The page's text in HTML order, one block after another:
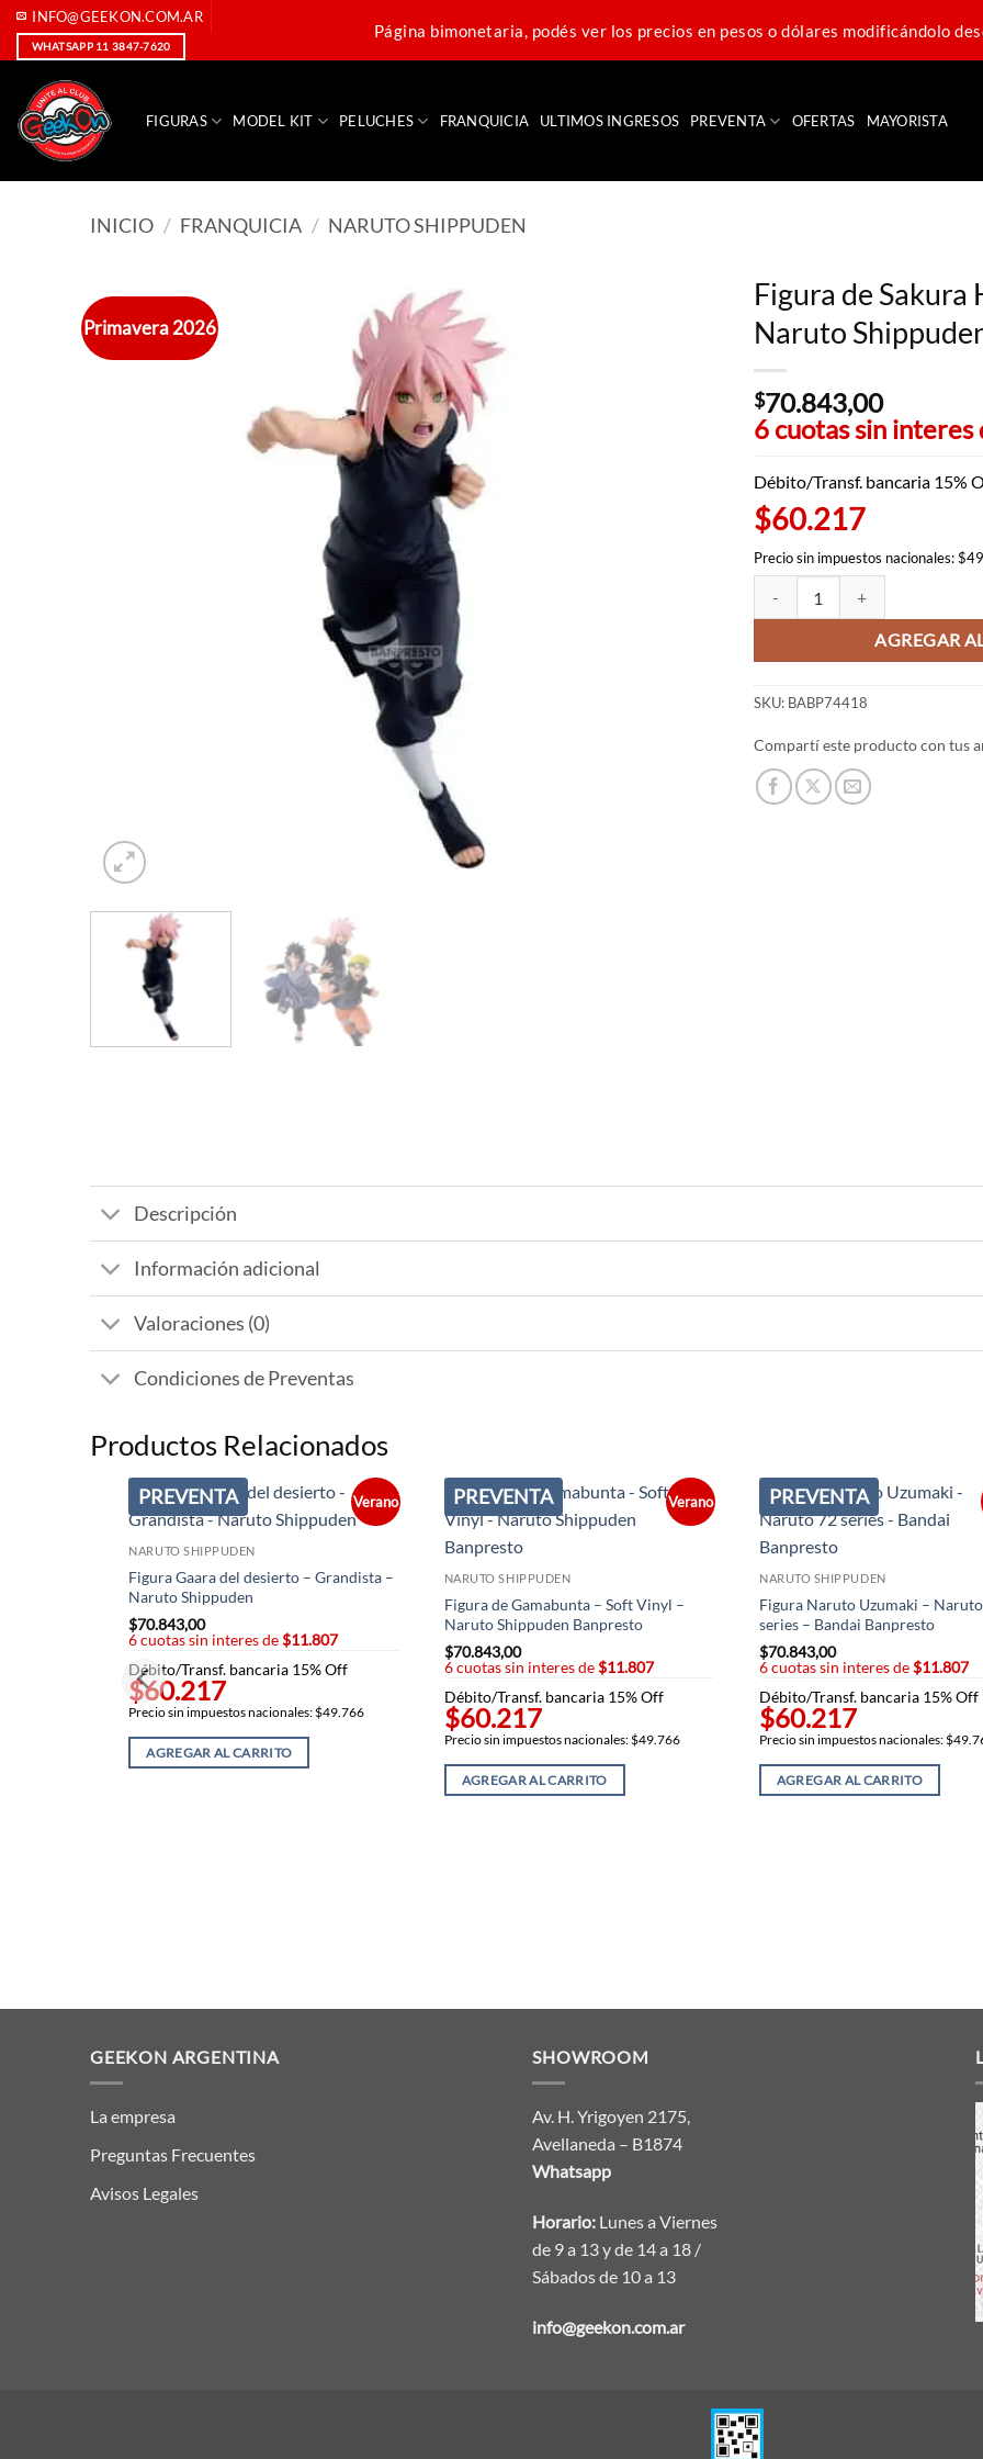
SaltarINFO@GEEKON.COM.AR
WHATSAPP 11 3847-7620
Página bimonetaria, podés ver los precios en pesos o dólares modificándolo
FIGURAS MODEL KIT PELUCHES FRANQUICIA ULTIMOS INGRESOS PREVENTA OFERTAS MAYORISTA
INICIO / FRANQUICIA / NARUTO SHIPPUDEN
Primavera 2026
Figura de
Naruto
$70.843,00
6 cuotas sin interes
Débito/Transf. bancaria 15%
$60.217
Precio sin impuestos nacionales:
Figura de Sakura Haruno de
AGREGAR
SKU: BABP74418
Compartí este producto con tus
Descripción
Información adicional
Valoraciones (0)
Condiciones de Preventas
Productos Relacionados
PREVENTA Verano
NARUTO SHIPPUDEN
Figura Gaara del desierto – Grandista –
Naruto Shippuden
$70.843,00
6 cuotas sin interes de$11.807
Débito/Transf. bancaria 15% Off
$60.217
Precio sin impuestos nacionales: $49.766
AGREGAR AL CARRITO
PREVENTA Verano
NARUTO SHIPPUDEN
Figura de Gamabunta – Soft Vinyl –
Naruto Shippuden Banpresto
$70.843,00
6 cuotas sin interes de$11.807
Débito/Transf. bancaria 15% Off
$60.217
Precio sin impuestos nacionales: $49.766
AGREGAR AL CARRITO
PREVENTA
NARUTO SHIPPUDEN
Figura Naruto Uzumaki –
series – Bandai Banpresto
$70.843,00
6 cuotas sin interes de$11.807
Débito/Transf. bancaria 15% Off
$60.217
Precio sin impuestos nacionales:
AGREGAR AL CARRITO
GEEKON ARGENTINA
La empresa
Preguntas Frecuentes
Avisos Legales
SHOWROOM
Av. H. Yrigoyen 2175,
Avellaneda – B1874
Whatsapp
Horario: Lunes a Viernes
de 9 a 13 y de 14 a 18 /
Sábados de 10 a 13
info@geekon.com.ar